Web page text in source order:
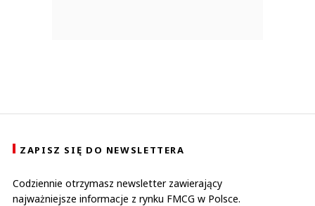
ZAPISZ SIĘ DO NEWSLETTERA
Codziennie otrzymasz newsletter zawierający
najważniejsze informacje z rynku FMCG w Polsce.